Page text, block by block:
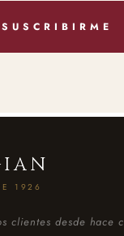
SUSCRIBIRME
1926
clientes desde hace